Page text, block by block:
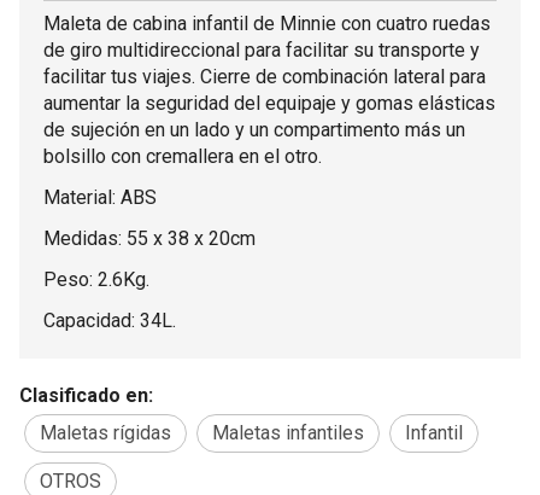
Maleta de cabina infantil de Minnie con cuatro ruedas
de giro multidireccional para facilitar su transporte y
facilitar tus viajes. Cierre de combinación lateral para
aumentar la seguridad del equipaje y gomas elásticas
de sujeción en un lado y un compartimento más un
bolsillo con cremallera en el otro.
Material: ABS
Medidas: 55 x 38 x 20cm
Peso: 2.6Kg.
Capacidad: 34L.
Clasificado en:
Maletas rígidas
Maletas infantiles Infantil
OTROS